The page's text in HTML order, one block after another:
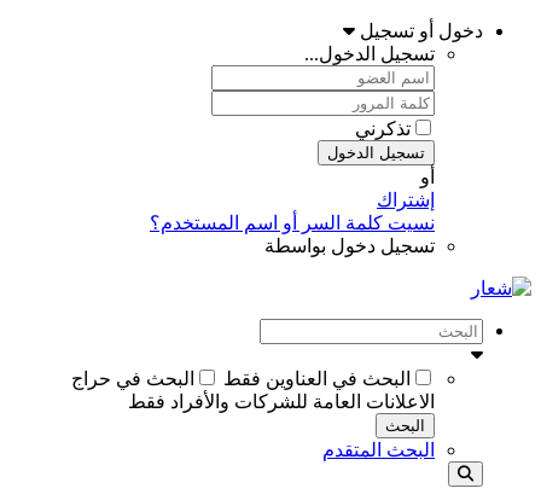
دخول أو تسجيل
تسجيل الدخول...
تذكرني
تسجيل الدخول
أو
إشتراك
نسيت كلمة السر أو اسم المستخدم؟
تسجيل دخول بواسطة
البحث في العناوين فقط
البحث في حراج
الاعلانات العامة للشركات والأفراد فقط
البحث
البحث المتقدم